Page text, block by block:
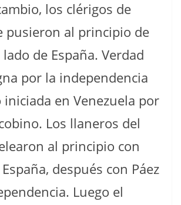
los clérigos de
pusieron al principio de
de España. Verdad
por la independencia
iniciada en Venezuela por
Los llaneros del
al principio con
después con Páez
Luego el